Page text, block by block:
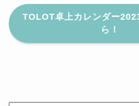
TOLOT卓上カレンダー
ら！